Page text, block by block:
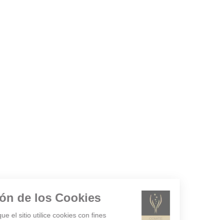
Gestión de los Cookies
¿Acepta que el sitio utilice cookies con fines